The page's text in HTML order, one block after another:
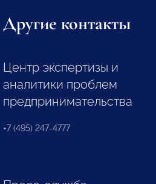
Другие контакты
Центр экспертизы и
аналитики проблем
предпринимательства
+7 (495) 247-4777